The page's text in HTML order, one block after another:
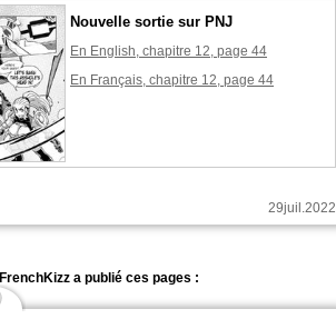
Nouvelle sortie sur PNJ
En English, chapitre 12, page 44
En Français, chapitre 12, page 44
29juil.2022
FrenchKizz a publié ces pages :